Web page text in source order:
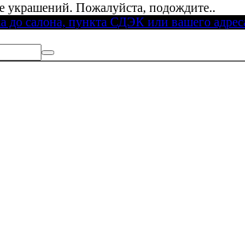
украшений. Пожалуйста, подождите..
до салона, пункта СДЭК или вашего